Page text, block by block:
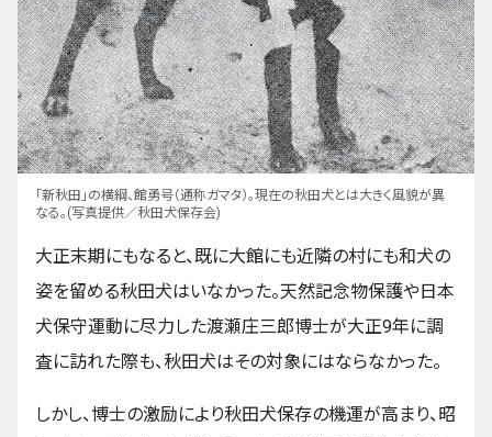
「新秋田」の横綱、館勇号（通称ガマタ）。現在の秋田犬とは大きく風貌が異
なる。(写真提供／秋田犬保存会)
大正末期にもなると、既に大館にも近隣の村にも和犬の
姿を留める秋田犬はいなかった。天然記念物保護や日本
犬保守運動に尽力した渡瀬庄三郎博士が大正9年に調
査に訪れた際も、秋田犬はその対象にはならなかった。
しかし、博士の激励により秋田犬保存の機運が高まり、昭